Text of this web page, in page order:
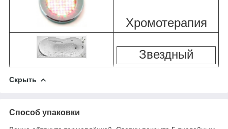
Хромотерапия
Звездный
Скрыть
Способ упаковки